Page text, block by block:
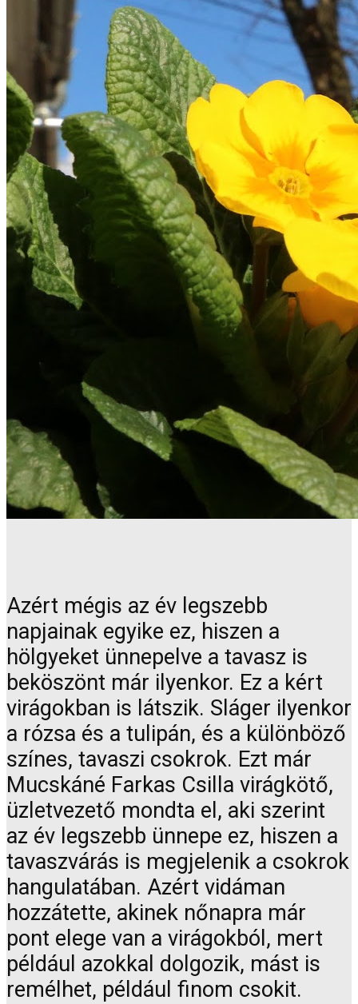
Azért mégis az év legszebb
napjainak egyike ez, hiszen a
hölgyeket ünnepelve a tavasz is
beköszönt már ilyenkor. Ez a kért
virágokban is látszik. Sláger ilyenkor
a rózsa és a tulipán, és a különböző
színes, tavaszi csokrok. Ezt már
Mucskáné Farkas Csilla virágkötő,
üzletvezető mondta el, aki szerint
az év legszebb ünnepe ez, hiszen a
tavaszvárás is megjelenik a csokrok
hangulatában. Azért vidáman
hozzátette, akinek nőnapra már
pont elege van a virágokból, mert
például azokkal dolgozik, mást is
remélhet, például finom csokit.